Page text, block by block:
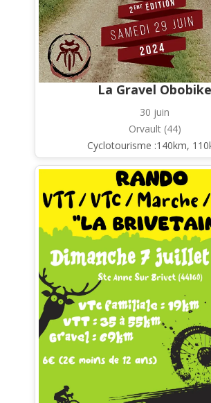
La Gravel Obobike
30 juin
Orvault (44)
Cyclotourisme :140km,